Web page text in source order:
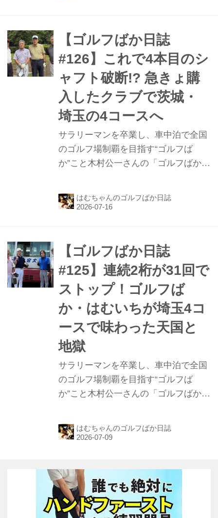
トリークラブ、小山ゴルフクラブ、利
根パークゴルフ場、白帆カントリーク
ラブを攻略したお話です。
【ゴルフばか日誌
#126】これで4本目のシ
ャフト破断!? 急きょ購
入したクラブで茨城・
埼玉の4コースへ
サラリーマンを卒業し、車中泊で全国
のゴルフ場制覇を目指す“ゴルフば
か”こと木村公一さんの「ゴルフばか日
花の郷おけがわ」で車中泊して終わっ
ています。今回は大宮ゴルフコース、
クラブ イン チヨダの4コースを攻略し
たお話です。
はむちゃんのゴルフばか日誌
【ゴルフばか日誌
#125】連続2桁が31回で
ストップ！ゴルフば
か・はむいちが埼玉4コ
ースで味わった天国と
地獄
サラリーマンを卒業し、車中泊で全国
のゴルフ場制覇を目指す“ゴルフば
か”こと木村公一さんの「ゴルフばか日
週間かけて健康診断、映画の原稿執
筆、スマホの機種変更などの懸案事項
成を目指します。今回は戸田パブリッ
クゴルフコース、大宮カントリークラ
ブ、ヘリテイジゴルフコース、川越カ
はむちゃんのゴルフばか日誌